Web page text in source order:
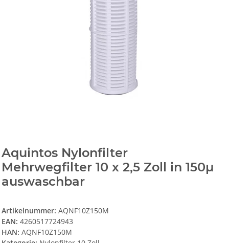
Aquintos Nylonfilter
Mehrwegfilter 10 x 2,5 Zoll in 150µ
auswaschbar
Artikelnummer:AQNF10Z150M
EAN: 4260517724943
HAN: AQNF10Z150M